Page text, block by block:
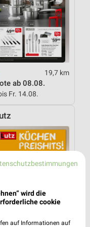
19,7 km
ab 08.08.
Fr. 14.08.
wird die
cookie
auf Informationen auf